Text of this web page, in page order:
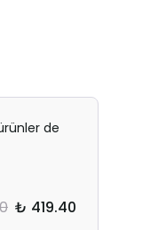
de
₺ 419.40